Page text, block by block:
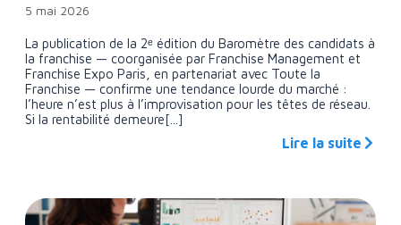
5 mai 2026
La publication de la 2ᵉ édition du Baromètre des candidats à
la franchise — coorganisée par Franchise Management et
Franchise Expo Paris, en partenariat avec Toute la
Franchise — confirme une tendance lourde du marché :
l’heure n’est plus à l’improvisation pour les têtes de réseau.
Si la rentabilité demeure[...]
Lire la suite